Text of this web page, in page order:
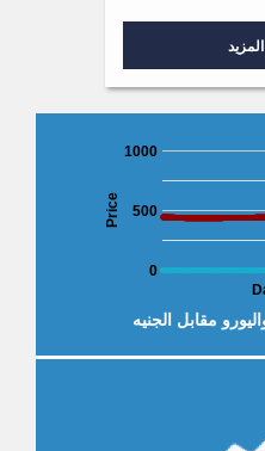
0
500
1000
Price
مقابل الجنيه